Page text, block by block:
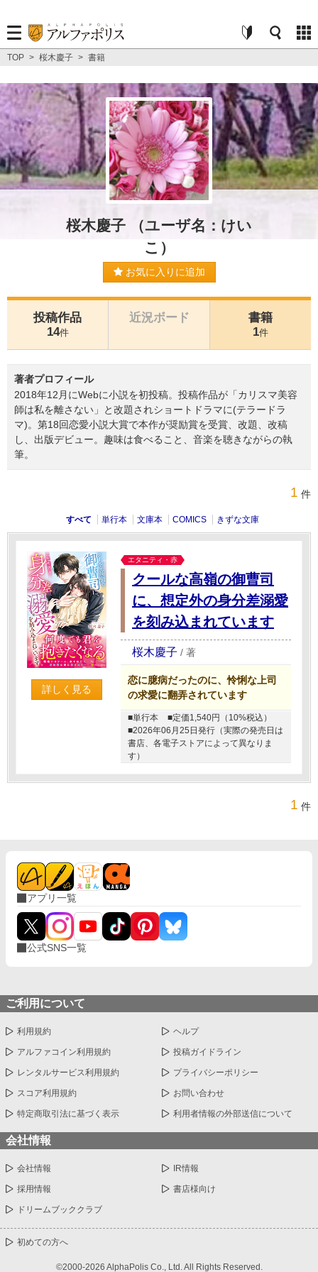
TOP > 桜木慶子 > 書籍
桜木慶子 （ユーザ名：けい
こ）
お気に入りに追加
投稿作品
14件
近況ボード
書籍
1件
著者プロフィール
2018年12月にWebに小説を初投稿。投稿作品が「カリスマ美容
師は私を離さない」と改題されショートドラマに(テラードラ
マ)。第18回恋愛小説大賞で本作が奨励賞を受賞、改題、改稿
し、出版デビュー。趣味は食べること、音楽を聴きながらの執
筆。
1 件
すべて 単行本 文庫本 COMICS きずな文庫
詳しく見る
エタニティ・赤
クールな高嶺の御曹司
に、想定外の身分差溺愛
を刻み込まれています
桜木慶子 / 著
恋に臆病だったのに、怜悧な上司
の求愛に翻弄されています
■単行本
■定価1,540円（10%税込）
■2026年06月25日発行（実際の発売日は
書店、各電子ストアによって異なりま
す）
1 件
アプリ一覧
公式SNS一覧
ご利用について
利用規約 ヘルプ
アルファコイン利用規約 投稿ガイドライン
レンタルサービス利用規約 プライバシーポリシー
スコア利用規約 お問い合わせ
特定商取引法に基づく表示 利用者情報の外部送信について
会社情報
会社情報 IR情報
採用情報 書店様向け
ドリームブッククラブ
初めての方へ
©2000-2026 AlphaPolis Co., Ltd. All Rights Reserved.